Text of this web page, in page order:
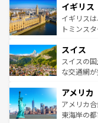
いる。シ
香り高い
らに、パ
れる地方
を参照し
顔を持つ
ルリンの
してライ
は、お酒好き
ドイツ情
イギリス
イギリス
トミンス
リアごと
ティー、
戦など、
ンツ一覧を
スイス
スイスの
な交通網
の建物が
博物館も
ことがで
アメリカ
アメリカ
東海岸の